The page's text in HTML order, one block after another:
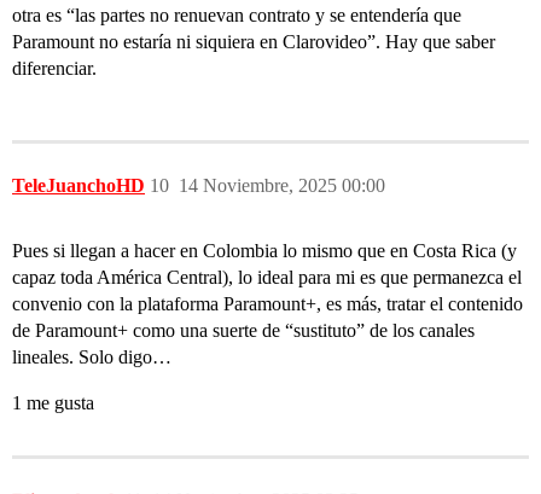
otra es “las partes no renuevan contrato y se entendería que
Paramount no estaría ni siquiera en Clarovideo”. Hay que saber
diferenciar.
TeleJuanchoHD 14 Noviembre, 2025 00:00
10
Pues si llegan a hacer en Colombia lo mismo que en Costa Rica (y
capaz toda América Central), lo ideal para mi es que permanezca el
convenio con la plataforma Paramount+, es más, tratar el contenido
de Paramount+ como una suerte de “sustituto” de los canales
lineales. Solo digo…
1 me gusta